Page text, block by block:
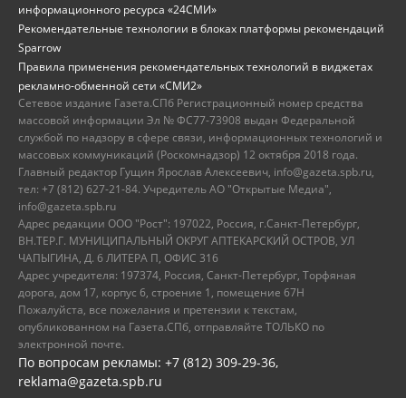
информационного ресурса «24СМИ»
Рекомендательные технологии в блоках платформы рекомендаций
Sparrow
Правила применения рекомендательных технологий в виджетах
рекламно-обменной сети «СМИ2»
Сетевое издание Газета.СПб Регистрационный номер средства
массовой информации Эл № ФС77-73908 выдан Федеральной
службой по надзору в сфере связи, информационных технологий и
массовых коммуникаций (Роскомнадзор) 12 октября 2018 года.
Главный редактор Гущин Ярослав Алексеевич, info@gazeta.spb.ru,
тел: +7 (812) 627-21-84. Учредитель АО "Открытые Медиа",
info@gazeta.spb.ru
Адрес редакции ООО "Рост": 197022, Россия, г.Санкт-Петербург,
ВН.ТЕР.Г. МУНИЦИПАЛЬНЫЙ ОКРУГ АПТЕКАРСКИЙ ОСТРОВ, УЛ
ЧАПЫГИНА, Д. 6 ЛИТЕРА П, ОФИС 316
Адрес учредителя: 197374, Россия, Санкт-Петербург, Торфяная
дорога, дом 17, корпус 6, строение 1, помещение 67Н
Пожалуйста, все пожелания и претензии к текстам,
опубликованном на Газета.СПб, отправляйте ТОЛЬКО по
электронной почте.
По вопросам рекламы: +7 (812) 309-29-36,
reklama@gazeta.spb.ru